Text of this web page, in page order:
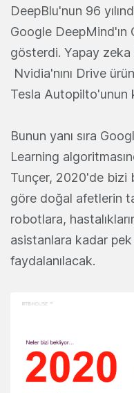
DeepBlu'nun 96
Google DeepMind'ın
gösterdi. Yapay zeka
Nvidia'nını Drive
Tesla Autopilto'unun
Bunun yanı sıra
Learning
Tunçer, 2020'de bizi
göre doğal afetlerin
robotlara,
asistanlara kadar
faydalanılacak.